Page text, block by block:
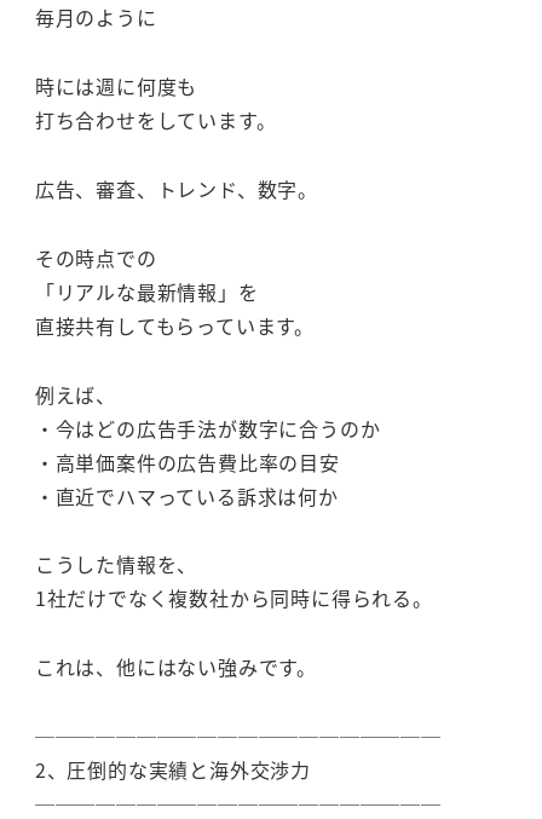
毎月のように
時には週に何度も
打ち合わせをしています。
広告、審査、トレンド、数字。
その時点での
「リアルな最新情報」を
直接共有してもらっています。
例えば、
・今はどの広告手法が数字に合うのか
・高単価案件の広告費比率の目安
・直近でハマっている訴求は何か
こうした情報を、
1社だけでなく複数社から同時に得られる。
これは、他にはない強みです。
────────────────────
2、圧倒的な実績と海外交渉力
────────────────────